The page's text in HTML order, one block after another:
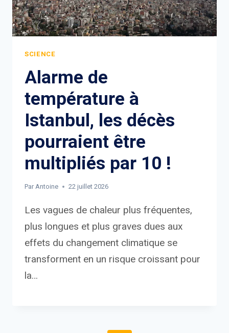
SCIENCE
Alarme de
température à
Istanbul, les décès
pourraient être
multipliés par 10 !
Par Antoine 22 juillet 2026
Les vagues de chaleur plus fréquentes,
plus longues et plus graves dues aux
effets du changement climatique se
transforment en un risque croissant pour
la…